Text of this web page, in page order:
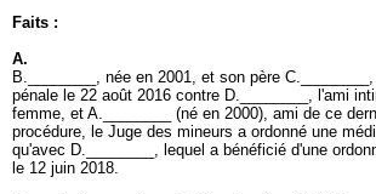
Faits :
A.
B.________, née en 2001, et son père
pénale le 22 août 2016 contre D.________, l'ami
femme, et A.________ (né en 2000), ami de ce
procédure, le Juge des mineurs a ordonné une
qu'avec D.________, lequel a bénéficié d'une
le 12 juin 2018.